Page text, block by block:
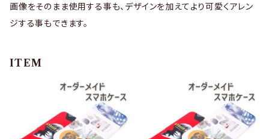
画像をそのまま使用する事も、デザインを加えてより可愛くアレン
ジする事もできます。
ITEM